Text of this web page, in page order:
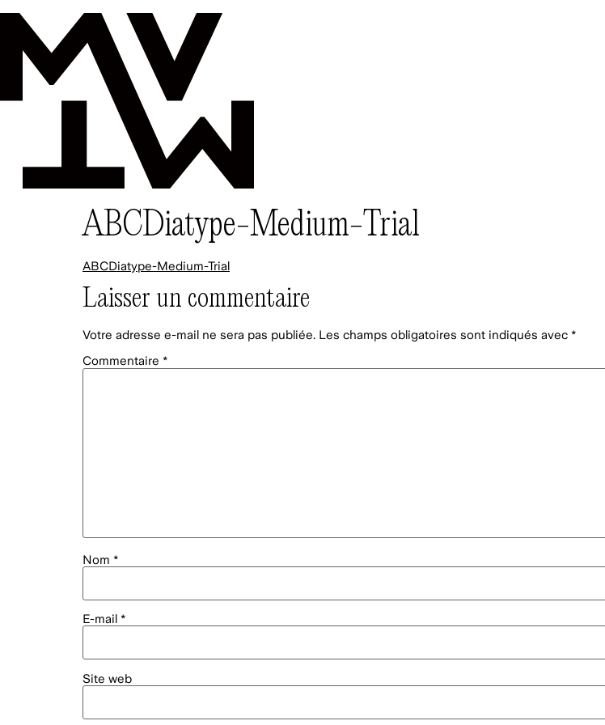
ABCDiatype-Medium-Trial
ABCDiatype-Medium-Trial
Laisser un commentaire
Votre adresse e-mail ne sera pas publiée. Les champs obligatoires sont indiqués avec *
Commentaire *
Nom *
E-mail *
Site web